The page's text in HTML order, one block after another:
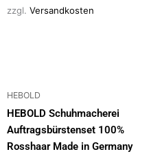
zzgl. Versandkosten
HEBOLD
HEBOLD Schuhmacherei
Auftragsbürstenset 100%
Rosshaar Made in Germany